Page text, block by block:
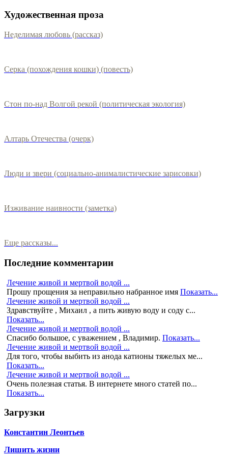
Художественная проза
Неделимая любовь (рассказ)
Серка (похождения кошки) (повесть)
Стон по-над Волгой рекой (политическая экология)
Алтарь Отечества (очерк)
Люди и звери (социально-анималистические зарисовки)
Изживание наивности (заметка)
Еще рассказы...
Последние комментарии
Лечение живой и мертвой водой ...
Прошу прощения за неправильно набранное имя Показать...
Лечение живой и мертвой водой ...
Здравствуйте , Михаил , а пить живую воду и соду с...
Показать...
Лечение живой и мертвой водой ...
Спасибо большое, с уважением , Владимир. Показать...
Лечение живой и мертвой водой ...
Для того, чтобы выбить из анода катионы тяжелых ме...
Показать...
Лечение живой и мертвой водой ...
Очень полезная статья. В интернете много статей по...
Показать...
Загрузки
Константин Леонтьев
Лишить жизни